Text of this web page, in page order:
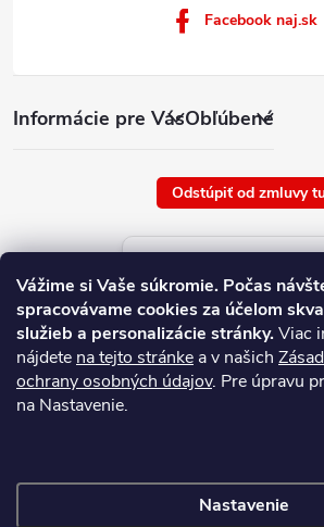
Vážime si Vaše súkromie. Počas
spracovávame cookies za účelom
služieb a personalizácie stránky.Viac
nájdete na tejto stránke a v našich
ochrany osobných údajov. Pre úpravu
na Nastavenie.
Nastavenie
Informácie pre VásObľúbené
Facebook naj.sk
Odstúpiť od zmluvy
Aktuálne ceny
platné od : 8/8/